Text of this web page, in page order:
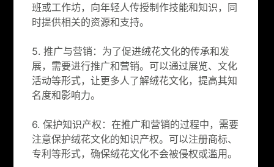
班或工作坊，向年轻人传授制作技能和知识，同
时提供相关的资源和支持。
5. 推广与营销：为了促进绒花文化的传承和发
展，需要进行推广和营销。可以通过展览、文化
活动等形式，让更多人了解绒花文化，提高其知
名度和影响力。
6. 保护知识产权：在推广和营销的过程中，需要
注意保护绒花文化的知识产权。可以注册商标、
专利等形式，确保绒花文化不会被侵权或滥用。